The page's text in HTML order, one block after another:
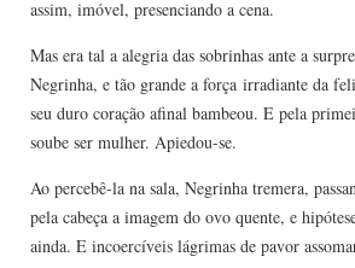
assim, imóvel, presenciando a cena.
Mas era tal a alegria das sobrinhas ante a
Negrinha, e tão grande a força irradiante da
seu duro coração afinal bambeou. E pela
soube ser mulher. Apiedou-se.
Ao percebê-la na sala, Negrinha tremera,
pela cabeça a imagem do ovo quente, e
ainda. E incoercíveis lágrimas de pavor